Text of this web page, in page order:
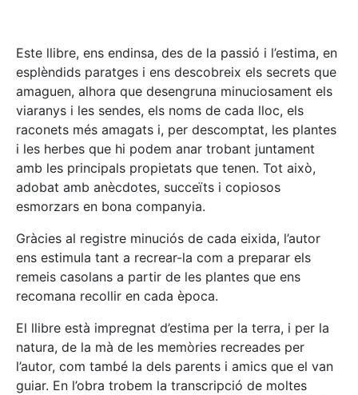
Este llibre, ens endinsa, des de la passió i l’estima, en
esplèndids paratges i ens descobreix els secrets que
amaguen, alhora que desengruna minuciosament els
viaranys i les sendes, els noms de cada lloc, els
raconets més amagats i, per descomptat, les plantes
i les herbes que hi podem anar trobant juntament
amb les principals propietats que tenen. Tot això,
adobat amb anècdotes, succeïts i copiosos
esmorzars en bona companyia.
Gràcies al registre minuciós de cada eixida, l’autor
ens estimula tant a recrear-la com a preparar els
remeis casolans a partir de les plantes que ens
recomana recollir en cada època.
El llibre està impregnat d’estima per la terra, i per la
natura, de la mà de les memòries recreades per
l’autor, com també la dels parents i amics que el van
guiar. En l’obra trobem la transcripció de moltes